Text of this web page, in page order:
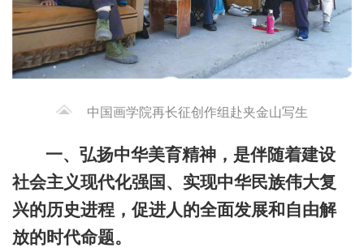
中国画学院再长征创作组赴夹金山写生
一、弘扬中华美育精神，是伴随着建设
社会主义现代化强国、实现中华民族伟大复
兴的历史进程，促进人的全面发展和自由解
放的时代命题。